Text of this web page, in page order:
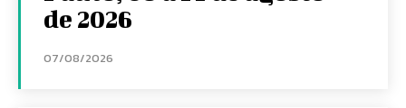
de 2026
07/08/2026